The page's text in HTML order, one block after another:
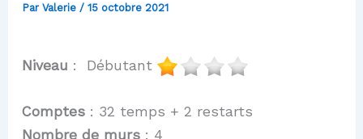
ParValerie /15 octobre 2021
Niveau : Débutant
Comptes : 32 temps + 2 restarts
Nombre de murs : 4